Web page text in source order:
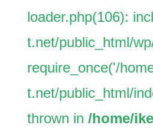
loader.php(106):
t.net/public_html/
require_once('/
t.net/public_html/
thrown in /home/